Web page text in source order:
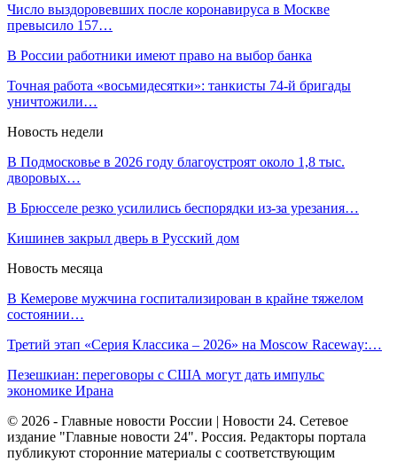
Число выздоровевших после коронавируса в Москве
превысило 157…
В России работники имеют право на выбор банка
Точная работа «восьмидесятки»: танкисты 74-й бригады
уничтожили…
Новость недели
В Подмосковье в 2026 году благоустроят около 1,8 тыс.
дворовых…
В Брюсселе резко усилились беспорядки из-за урезания…
Кишинев закрыл дверь в Русский дом
Новость месяца
В Кемерове мужчина госпитализирован в крайне тяжелом
состоянии…
Третий этап «Серия Классика – 2026» на Moscow Raceway:…
Пезешкиан: переговоры с США могут дать импульс
экономике Ирана
© 2026 - Главные новости России | Новости 24. Сетевое
издание "Главные новости 24". Россия. Редакторы портала
публикуют сторонние материалы с соответствующим